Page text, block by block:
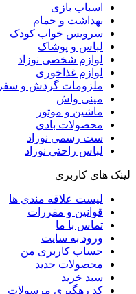
اسباب بازی
بهداشت و حمام
سرویس خواب کودک
لباس و پوشاک
لوازم شخصی نوزاد
لوازم غذاخوری
ملزومات گردش و سفر
مینی واش
ماشین و موتور
محصولات بادی
ست رسمی نوزاد
لباس راحتی نوزاد
لینک های کاربری
لیست علاقه مندی ها
قوانین و مقررات
تماس با ما
ورود به سایت
حساب کاربری من
محصولات جدید
سبد خرید
کد رهگیری مرسولات